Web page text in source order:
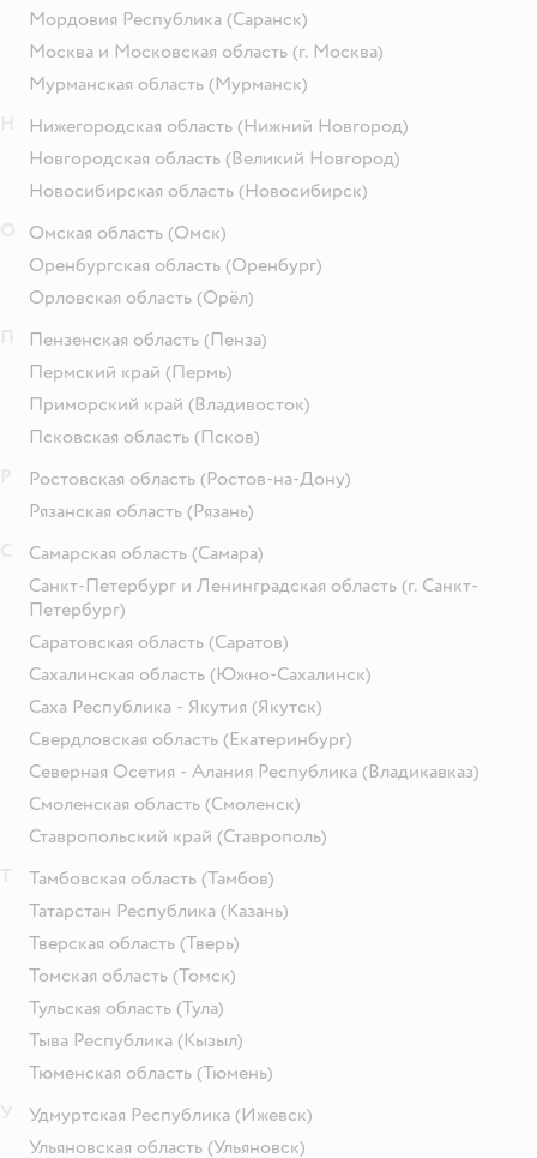
Мордовия Республика (Саранск)
Москва и Московская область (г. Москва)
Мурманская область (Мурманск)
Нижегородская область (Нижний Новгород)
Новгородская область (Великий Новгород)
Новосибирская область (Новосибирск)
Омская область (Омск)
Оренбургская область (Оренбург)
Орловская область (Орёл)
Пензенская область (Пенза)
Пермский край (Пермь)
Приморский край (Владивосток)
Псковская область (Псков)
Ростовская область (Ростов-на-Дону)
Рязанская область (Рязань)
Самарская область (Самара)
Санкт-Петербург и Ленинградская область (г. Санкт-
Петербург)
Саратовская область (Саратов)
Сахалинская область (Южно-Сахалинск)
Саха Республика - Якутия (Якутск)
Свердловская область (Екатеринбург)
Северная Осетия - Алания Республика (Владикавказ)
Смоленская область (Смоленск)
Ставропольский край (Ставрополь)
Тамбовская область (Тамбов)
Татарстан Республика (Казань)
Тверская область (Тверь)
Томская область (Томск)
Тульская область (Тула)
Тыва Республика (Кызыл)
Тюменская область (Тюмень)
Удмуртская Республика (Ижевск)
Ульяновская область (Ульяновск)